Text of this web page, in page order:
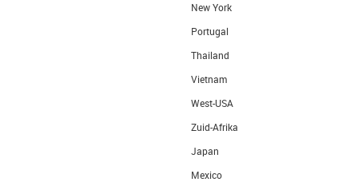
New York
Portugal
Thailand
Vietnam
West-USA
Zuid-Afrika
Japan
Mexico